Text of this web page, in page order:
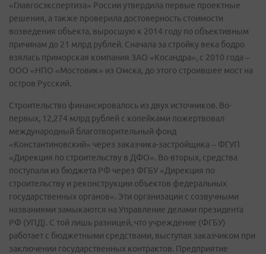
«Главгосэкспертиза» России утвердила первые проектные
решения, а также проверила достоверность стоимости
возведения объекта, выросшую к 2014 году по объективным
причинам до 21 млрд рублей. Сначала за стройку века бодро
взялась приморская компания ЗАО «Косандра», с 2010 года –
ООО «НПО «Мостовик» из Омска, до этого строившее мост на
остров Русский.
Строительство финансировалось из двух источников. Во-
первых, 12,274 млрд рублей с копейками пожертвовал
международный благотворительный фонд
«Константиновский» через заказчика-застройщика – ФГУП
«Дирекция по строительству в ДФО». Во-вторых, средства
поступали из бюджета РФ через ФГБУ «Дирекция по
строительству и реконструкции объектов федеральных
государственных органов». Эти организации с созвучными
названиями замыкаются на Управление делами президента
РФ (УПД). С той лишь разницей, что учреждение (ФГБУ)
работает с бюджетными средствами, выступая заказчиком при
заключении государственных контрактов. Предприятие